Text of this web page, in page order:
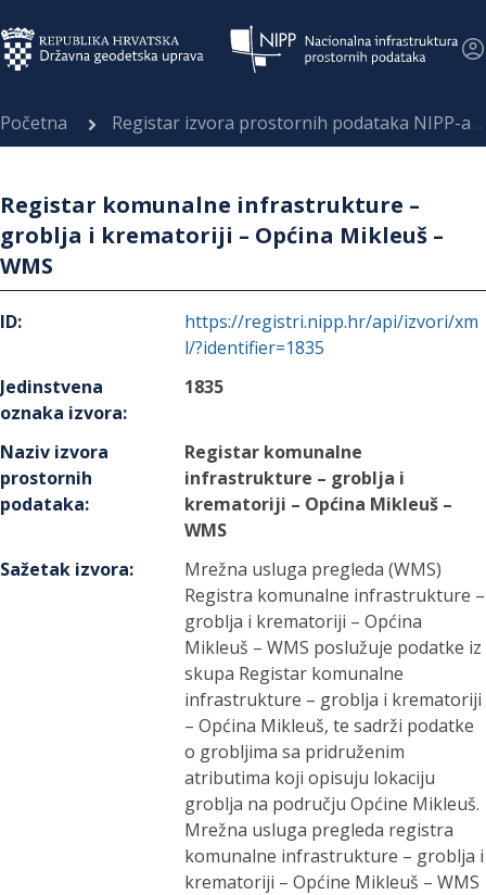
Početna Registar izvora prostornih podataka NIPP-a
Registar komunalne infrastrukture –
groblja i krematoriji – Općina Mikleuš –
WMS
ID:
https://registri.nipp.hr/api/izvori/xm
l/?identifier=1835
Jedinstvena
oznaka izvora:
1835
Naziv izvora
prostornih
podataka:
Registar komunalne
infrastrukture – groblja i
krematoriji – Općina Mikleuš –
WMS
Sažetak izvora:
Mrežna usluga pregleda (WMS)
Registra komunalne infrastrukture –
groblja i krematoriji – Općina
Mikleuš – WMS poslužuje podatke iz
skupa Registar komunalne
infrastrukture – groblja i krematoriji
– Općina Mikleuš, te sadrži podatke
o grobljima sa pridruženim
atributima koji opisuju lokaciju
groblja na području Općine Mikleuš.
Mrežna usluga pregleda registra
komunalne infrastrukture – groblja i
krematoriji – Općine Mikleuš – WMS